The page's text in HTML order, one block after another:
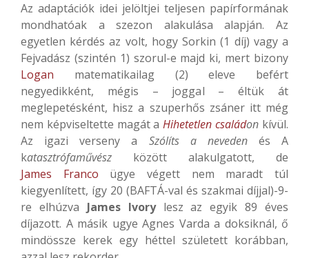
Az adaptációk idei jelöltjei teljesen papírformának
mondhatóak a szezon alakulása alapján. Az
egyetlen kérdés az volt, hogy Sorkin (1 díj) vagy a
Fejvadász (szintén 1) szorul-e majd ki, mert bizony
Logan matematikailag (2) eleve befért
negyedikként, mégis – joggal – éltük át
meglepetésként, hisz a szuperhős zsáner itt még
nem képviseltette magát aHihetetlen családon kívül.
Az igazi verseny a Szólíts a nevedenés A
katasztrófaművész között alakulgatott, de
James Franco ügye végett nem maradt túl
kiegyenlített, így 20 (BAFTÁ-val és szakmai díjjal)-9-
re elhúzva James Ivorylesz az egyik 89 éves
díjazott. A másik ugye Agnes Varda a doksiknál, ő
mindössze kerek egy héttel született korábban,